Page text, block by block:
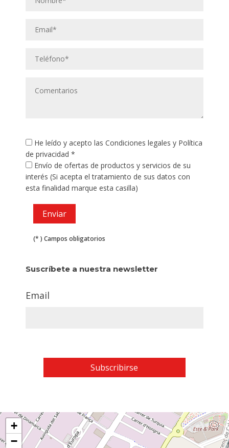
He leído y acepto las Condiciones legales y Política
de privacidad *
Envío de ofertas de productos y servicios de su
interés (Si acepta el tratamiento de sus datos con
esta finalidad marque esta casilla)
(* ) Campos obligatorios
Suscríbete a nuestra newsletter
Email
+
−